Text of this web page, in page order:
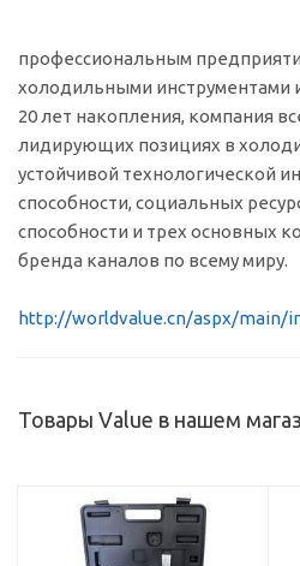
профессиональным
холодильными инструментами
20 лет накопления, компания
лидирующих позициях в
устойчивой технологической
способности, социальных
способности и трех основных
бренда каналов по всему миру.
http://worldvalue.cn/aspx/main/
Товары Value в нашем